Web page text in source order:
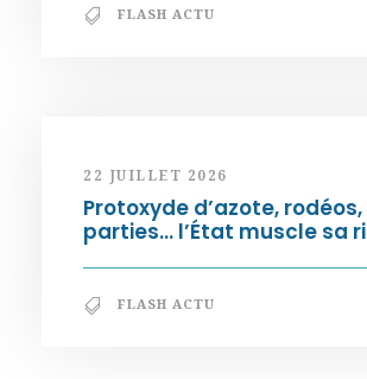
FLASH ACTU
22 JUILLET 2026
Protoxyde d’azote,
parties… l’État muscle sa
FLASH ACTU